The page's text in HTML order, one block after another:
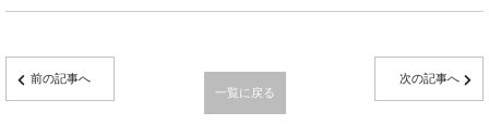
前の記事へ
一覧に戻る
次の記事へ